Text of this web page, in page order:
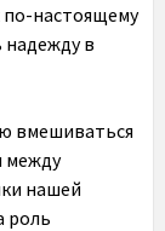
по-настоящему
надежду в
вмешиваться
между
нашей
роль